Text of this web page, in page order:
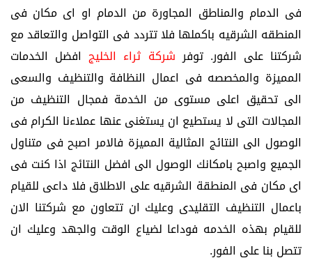
فى الدمام والمناطق المجاورة من الدمام او اى مكان فى
المنطقه الشرقيه باكملها فلا تتردد فى التواصل والتعاقد مع
شركتنا على الفور. توفر شركة ثراء الخليجافضل الخدمات
المميزة والمخصصه فى اعمال النظافة والتنظيف والسعى
الى تحقيق اعلى مستوى من الخدمة فمجال التنظيف من
المجالات التى لا يستطيع ان يستغنى عنها عملاءنا الكرام فى
الوصول الى النتائج المثالية المميزة فالامر اصبح فى متناول
الجميع واصبح بامكانك الوصول الى افضل النتائج اذا كنت فى
اى مكان فى المنطقة الشرقيه على الاطلاق فلا داعى للقيام
باعمال التنظيف التقليدى وعليك ان تتعاون مع شركتنا الان
للقيام بهذه الخدمه فوداعا لضياع الوقت والجهد وعليك ان
تتصل بنا على الفور.